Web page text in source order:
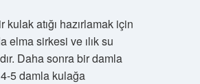
kulak atığı hazırlamak için
elma sirkesi ve ılık su
Daha sonra bir damla
5 damla kulağa